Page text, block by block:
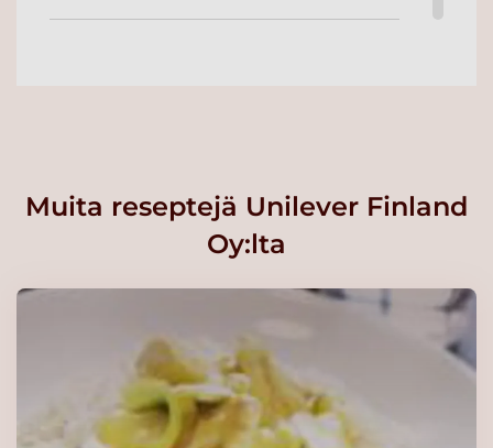
Knorr Professional
Vasikkafondi 1L
Lue lisää
kylmävalmistus
2x2,5kg/62,5L
Lue lisää
Muita reseptejä Unilever Finland
Oy:lta